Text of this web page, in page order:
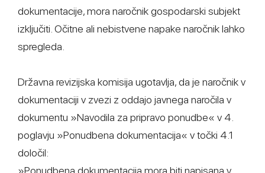
dokumentacije, mora naročnik gospodarski subjekt
izključiti. Očitne ali nebistvene napake naročnik lahko
spregleda.
Državna revizijska komisija ugotavlja, da je naročnik v
dokumentaciji v zvezi z oddajo javnega naročila v
dokumentu »Navodila za pripravo ponudbe« v 4.
poglavju »Ponudbena dokumentacija« v točki 4.1
določil:
»Ponudbena dokumentacija mora biti napisana v